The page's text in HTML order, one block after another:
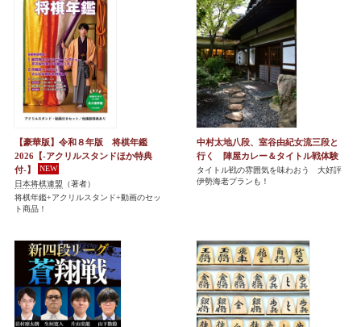
【豪華版】令和８年版 将棋年鑑
2026【-アクリルスタンドほか特典
付-】
日本将棋連盟 （著者）
将棋年鑑+アクリルスタンド+動画のセッ
ト商品！
中村太地八段、室谷由紀女流三段と
行く 陣屋カレー＆タイトル戦体験
タイトル戦の雰囲気を味わおう 大好評
伊勢海老プランも！